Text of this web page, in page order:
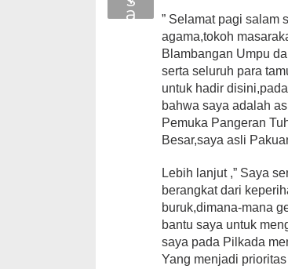
” Selamat pagi salam
agama,tokoh
Blambangan Umpu
serta seluruh para
untuk hadir
bahwa saya adalah
Pemuka Pangeran
Besar,saya asli
Lebih lanjut ,” Saya
berangkat dari
buruk,dimana-mana
bantu saya untuk
saya pada Pilkada
Yang menjadi